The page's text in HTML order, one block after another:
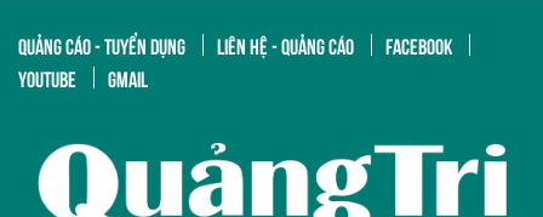
QUẢNG CÁO - TUYỂN DỤNG LIÊN HỆ - QUẢNG CÁO
FACEBOOK
YOUTUBE
GMAIL